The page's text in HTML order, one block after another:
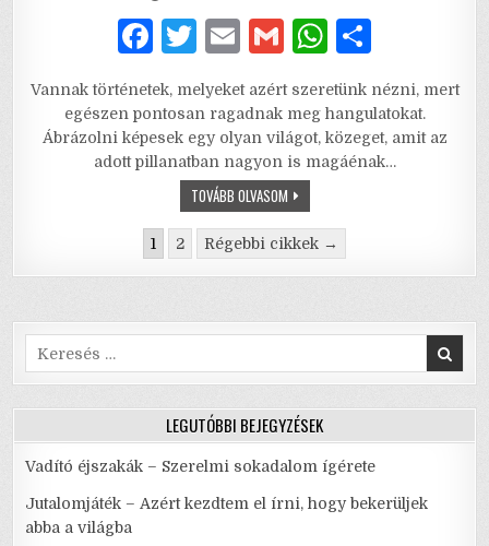
F
c
e
b
o
k
T
it
te
r
E
ai
l
G
ai
l
W
at
s
A
p
ar
e
Vannak történetek, melyeket azért szeretünk nézni, mert
egészen pontosan ragadnak meg hangulatokat.
Ábrázolni képesek egy olyan világot, közeget, amit az
adott pillanatban nagyon is magáénak…
TOVÁBB OLVASOMEGY
CSEPP
MÉZ
–
ÁBRÁND,
SZERELEM,
CSALÓDÁS,
Bejegyzés
navigáció
1 2 Régebbi cikkek →
Search
for:
LEGUTÓBBI BEJEGYZÉSEK
Vadító éjszakák – Szerelmi sokadalom ígérete
Jutalomjáték – Azért kezdtem el írni, hogy bekerüljek
abba a világba